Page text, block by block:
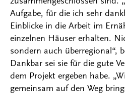
Aufgabe, für die ich sehr
Einblicke in die Arbeit im
einzelnen Häuser erhalten.
sondern auch überregional“,
Dankbar sei sie für die gute
dem Projekt ergeben habe.
gemeinsam auf den Weg